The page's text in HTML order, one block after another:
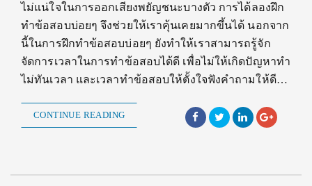
ไม่แน่ใจในการออกเสียงพยัญชนะบางตัว การได้ลองฝึก
ทำข้อสอบบ่อยๆ จึงช่วยให้เราคุ้นเคยมากขึ้นได้ นอกจาก
นี้ในการฝึกทำข้อสอบบ่อยๆ ยังทำให้เราสามารถรู้จัก
จัดการเวลาในการทำข้อสอบได้ดี เพื่อไม่ให้เกิดปัญหาทำ
ไม่ทันเวลา และเวลาทำข้อสอบให้ตั้งใจฟังคำถามให้ดี…
CONTINUE READING